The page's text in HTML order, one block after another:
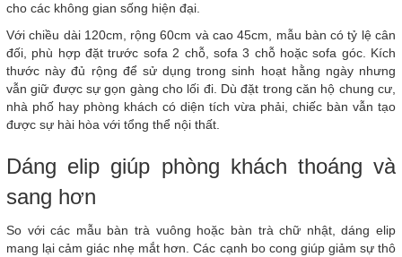
cho các không gian sống hiện đại.
Với chiều dài 120cm, rộng 60cm và cao 45cm, mẫu bàn có tỷ lệ cân
đối, phù hợp đặt trước sofa 2 chỗ, sofa 3 chỗ hoặc sofa góc. Kích
thước này đủ rộng để sử dụng trong sinh hoạt hằng ngày nhưng
vẫn giữ được sự gọn gàng cho lối đi. Dù đặt trong căn hộ chung cư,
nhà phố hay phòng khách có diện tích vừa phải, chiếc bàn vẫn tạo
được sự hài hòa với tổng thể nội thất.
Dáng elip giúp phòng khách thoáng và
sang hơn
So với các mẫu bàn trà vuông hoặc bàn trà chữ nhật, dáng elip
mang lại cảm giác nhẹ mắt hơn. Các cạnh bo cong giúp giảm sự thô